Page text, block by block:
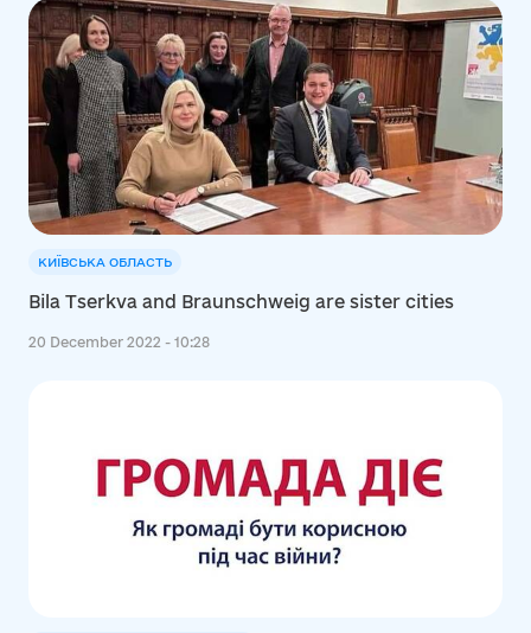
КИЇВСЬКА ОБЛАСТЬ
Bila Tserkva and Braunschweig are sister cities
20 December 2022 - 10:28